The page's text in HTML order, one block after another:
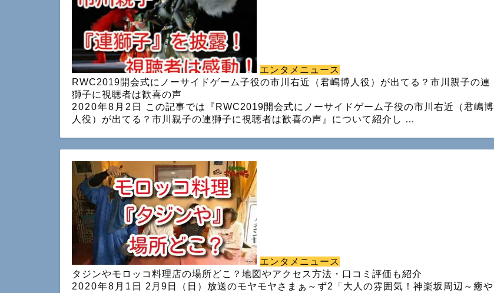
エンタメニュース
RWC2019開会式にノーサイドゲーム子役の市川右近（君嶋博人役）が出てる？市川親子の連
獅子に視聴者は歓喜の声
2020年8月2日
この記事では『RWC2019開会式にノーサイドゲーム子役の市川右近（君嶋博
人役）が出てる？市川親子の連獅子に視聴者は歓喜の声』について紹介し …
エンタメニュース
タジンやモロッコ料理店の場所どこ？地図やアクセス方法・口コミ評価も紹介
2020年8月1日
2月9日（日）放送のモヤモヤさまぁ～ず2「大人の雰囲気！神楽坂周辺～癒や